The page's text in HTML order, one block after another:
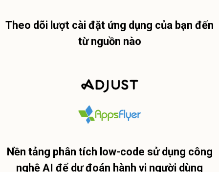
Theo dõi lượt cài đặt ứng dụng của bạn đến
từ nguồn nào
Nền tảng phân tích low-code sử dụng công
nghệ AI để dự đoán hành vi người dùng